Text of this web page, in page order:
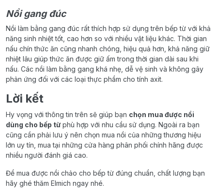
Nồi gang đúc
Nồi làm bằng gang đúc rất thích hợp sử dụng trên bếp từ với khả
năng sinh nhiệt tốt, cao hơn so với nhiều vật liệu khác. Thời gian
nấu chín thức ăn cũng nhanh chóng, hiệu quả hơn, khả năng giữ
nhiệt lâu giúp thức ăn được giữ ấm trong thời gian dài sau khi
nấu. Các nồi làm bằng gang khá nhẹ, dễ vệ sinh và không gây
phản ứng đối với các loại thực phẩm cho tính axit.
Lời kết
Hy vọng với thông tin trên sẽ giúp bạn chọn mua được nồi
dùng cho bếp từ phù hợp với nhu cầu sử dụng. Ngoài ra bạn
cũng cần phải lưu ý nên chọn mua nồi của những thương hiệu
lớn uy tín, mua tại những cửa hàng phân phối chính hãng được
nhiều người đánh giá cao.
Để mua được nồi chảo cho bếp từ đúng chuẩn, chất lượng bạn
hãy ghé thăm Elmich ngay nhé.